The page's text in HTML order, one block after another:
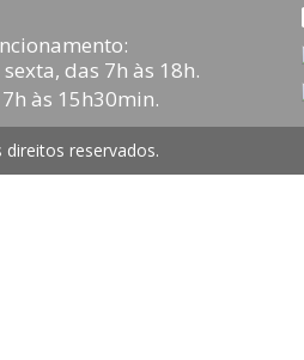
das 7h às 18h.
às 15h30min.
reservados.